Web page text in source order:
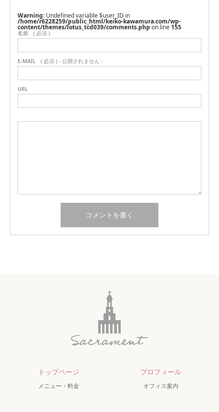
Warning : Undefined variable $user_ID in
/home/r6228259/public_html/keiko-kawamura.com/wp-
content/themes/lotus_tcd039/comments.php on line 155
名前 ( 必須 )
E-MAIL ( 必須 ) - 公開されません -
URL
トップページ
メニュー・料金
プロフィール
オフィス案内